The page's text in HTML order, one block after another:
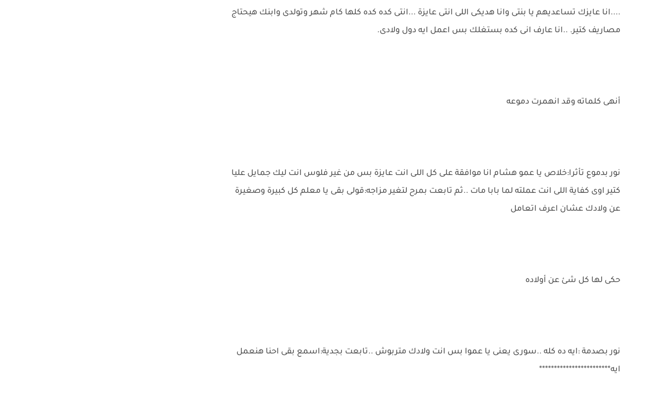
....انا عايزك تساعديهم يا بنتى وانا هديكى اللى انتى عايزة ...انتى كده كده كلها كام شهر وتولدى وابنك هيحتاج
مصاريف كتير. ..انا عارف انى كده بستغلك بس اعمل ايه دول ولادى.
أنهى كلماته وقد انهمرت دموعه
نور بدموع تأثرا:خلاص يا عمو هشام انا موافقة على كل اللى انت عايزة بس من غير فلوس انت ليك جمايل عليا
كتير اوى كفاية اللى انت عملته لما بابا مات ..ثم تابعت بمرح لتغير مزاجه:قولى بقى يا معلم كل كبيرة وصغيرة
عن ولادك عشان اعرف اتعامل
حكى لها كل شئ عن أولاده
نور بصدمة :ايه ده كله ..سورى يعنى يا عموا بس انت ولادك متربوش ..تابعت بجدية:اسمع بقى احنا هنعمل
ايه************************